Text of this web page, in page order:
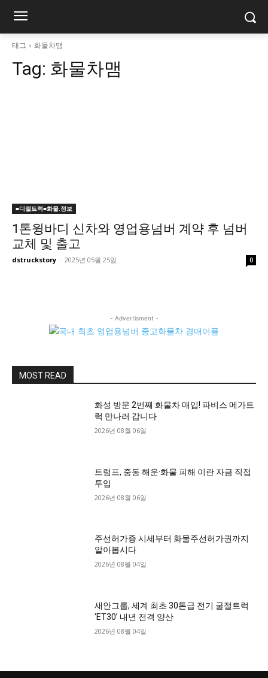
태그 화물차맴
Tag: 화물차맴
■디젤트럭■화물.정보
1톤윙바디 신차와 영업용넘버 계약 후 넘버
교체 및 출고
dstruckstory - 2025년 05월 25일 0
- Advertisment -
MOST READ
화성 방문 2번째 화물차 매입! 파비스 메가트
럭 만나러 갑니다
2026년 08월 06일
트럼프, 중동 해운·화물 피해 이란 자금 직접
투입
2026년 08월 06일
주선허가증 시세부터 화물주선허가권까지
알아봅시다
2026년 08월 04일
새안그룹, 세계 최초 30톤급 전기 굴절트럭
‘ET30’ 내년 전격 양산
2026년 08월 04일